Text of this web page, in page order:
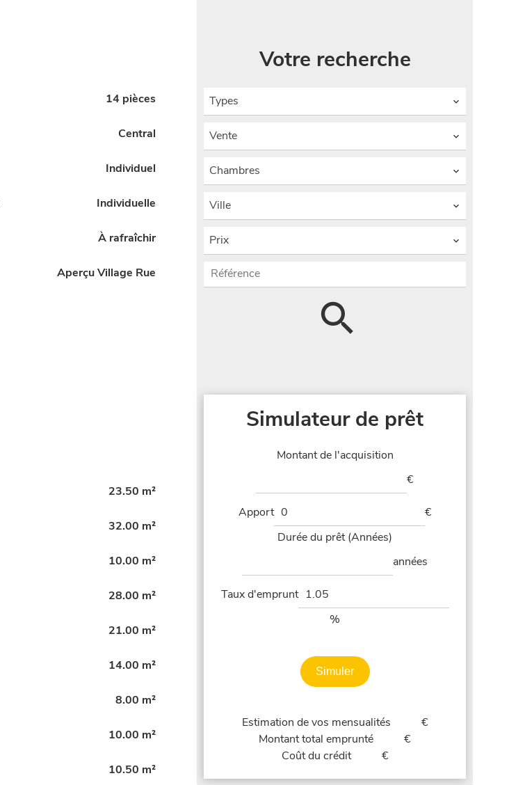
14 pièces
Central
Individuel
Individuelle
À rafraîchir
Aperçu Village Rue
23.50 m²
32.00 m²
10.00 m²
28.00 m²
21.00 m²
14.00 m²
8.00 m²
10.00 m²
10.50 m²
Votre recherche
Types
Vente
Chambres
Ville
Prix
Simulateur de prêt
Montant de l'acquisition
€
Apport €
Durée du prêt (Années)
années
Taux d'emprunt
%
Simuler
Estimation de vos mensualités
€
Montant total emprunté
€
Coût du crédit
€